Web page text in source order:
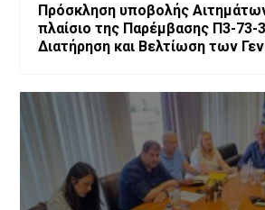
Πρόσκληση υποβολής
πλαίσιο της Παρέμβασης Π3-73-
Διατήρηση και Βελτίωση των